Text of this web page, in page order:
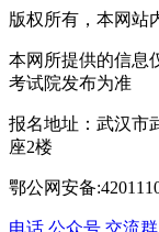
版权所有，本网站
本网所提供的信息
考试院发布为准
报名地址：武汉市
座2楼
鄂公网安备
电话 公众号 交流群